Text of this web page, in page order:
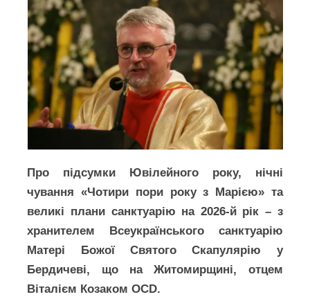
Про підсумки Ювілейного року, нічні
чування «Чотири пори року з Марією» та
великі плани санктуарію на 2026-й рік – з
хранителем Всеукраїнського санктуарію
Матері Божої Святого Скапулярію у
Бердичеві, що на Житомирщині, отцем
Віталієм Козаком OCD.